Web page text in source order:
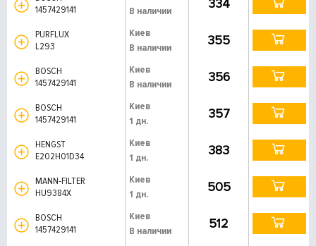
1457429141
В наличии
334
PURFLUX
L293
Киев
В наличии
355
BOSCH
1457429141
Киев
В наличии
356
BOSCH
1457429141
Киев
1 дн.
357
HENGST
E202H01D34
Киев
1 дн.
383
MANN-FILTER
HU9384X
Киев
1 дн.
505
BOSCH
1457429141
Киев
В наличии
512